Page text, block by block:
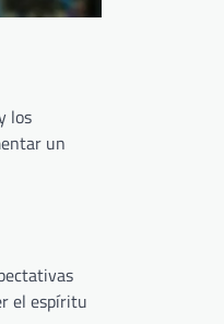
los
un
el espíritu